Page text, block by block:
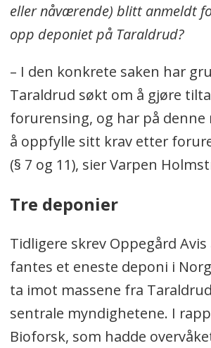
eller nåværende) blitt anmeldt
opp deponiet på Taraldrud?
– I den konkrete saken har
Taraldrud søkt om å gjøre
forurensing, og har på
å oppfylle sitt krav etter
(§ 7 og 11), sier Varpen
Tre deponier
Tidligere skrev Oppegård
fantes et eneste deponi i
ta imot massene fra
sentrale myndighetene. I
Bioforsk, som hadde